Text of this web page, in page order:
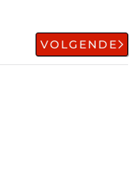
VOLGENDE